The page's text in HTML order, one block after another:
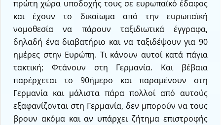
πρώτη χώρα υποδοχής τους σε ευρωπαϊκό έδαφος
και έχουν το δικαίωμα από την ευρωπαϊκή
νομοθεσία να πάρουν ταξιδιωτικά έγγραφα,
δηλαδή ένα διαβατήριο και να ταξιδέψουν για 90
ημέρες στην Ευρώπη. Τι κάνουν αυτοί κατά πάγια
τακτική; Φτάνουν στη Γερμανία. Και βέβαια
παρέρχεται το 90ήμερο και παραμένουν στη
Γερμανία και μάλιστα πάρα πολλοί από αυτούς
εξαφανίζονται στη Γερμανία, δεν μπορούν να τους
βρουν ακόμα και αν υπάρχει ζήτημα επιστροφής